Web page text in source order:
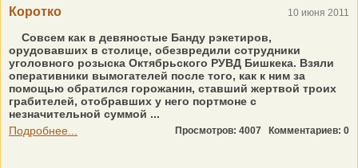
Коротко 10 июня 2011
Совсем как в девяностые Банду рэкетиров,
орудовавших в столице, обезвредили сотрудники
уголовного розыска Октябрьского РУВД Бишкека. Взяли
оперативники вымогателей после того, как к ним за
помощью обратился горожанин, ставший жертвой троих
грабителей, отобравших у него портмоне с
незначительной суммой ...
Подробнее...
Просмотров: 4007 Комментариев: 0